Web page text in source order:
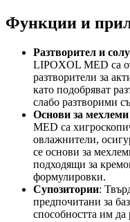
Функции и
Разтворител и
LIPOXOL MED са
разтворители за
като подобряват
слабо разтворими
Основи за
MED са
овлажнители,
се основи за
подходящи за
формулировки.
Супозитории:
предпочитани за
способността им да